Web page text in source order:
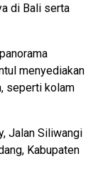
di Bali serta
menyediakan
seperti kolam
Jalan Siliwangi
Kabupaten